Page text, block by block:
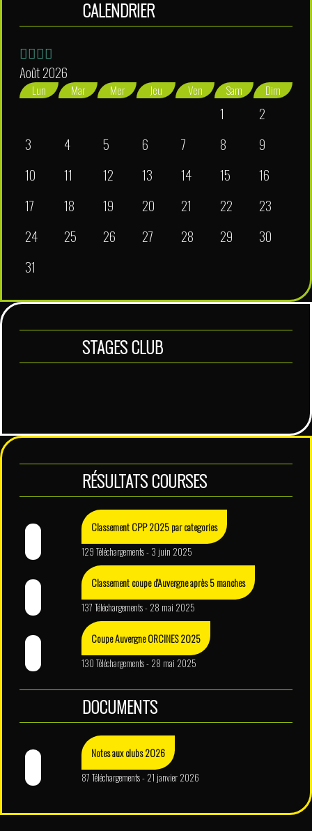
CALENDRIER
Août 2026
Lun Mar Mer Jeu Ven Sam Dim
1
2
3
4 5 6 7 8
9
10
11 12 13 14 15
16
17
18 19 20 21 22
23
24
25 26 27 28 29
30
31
STAGES CLUB
RÉSULTATS COURSES
Classement CPP 2025 par categories
129 Téléchargements - 3 juin 2025
Classement coupe d'Auvergne après 5 manches
137 Téléchargements - 28 mai 2025
Coupe Auvergne ORCINES 2025
130 Téléchargements - 28 mai 2025
DOCUMENTS
Notes aux clubs 2026
87 Téléchargements - 21 janvier 2026